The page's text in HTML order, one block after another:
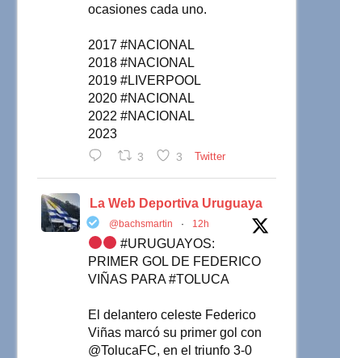
ocasiones cada uno.
2017 #NACIONAL
2018 #NACIONAL
2019 #LIVERPOOL
2020 #NACIONAL
2022 #NACIONAL
2023
3 3 Twitter
La Web Deportiva Uruguaya
@bachsmartin · 12h
#URUGUAYOS:
PRIMER GOL DE FEDERICO
VIÑAS PARA #TOLUCA
El delantero celeste Federico
Viñas marcó su primer gol con
@TolucaFC, en el triunfo 3-0